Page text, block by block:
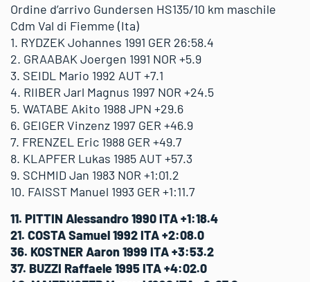
Ordine d’arrivo Gundersen HS135/10 km maschile
Cdm Val di Fiemme (Ita)
1. RYDZEK Johannes 1991 GER 26:58.4
2. GRAABAK Joergen 1991 NOR +5.9
3. SEIDL Mario 1992 AUT +7.1
4. RIIBER Jarl Magnus 1997 NOR +24.5
5. WATABE Akito 1988 JPN +29.6
6. GEIGER Vinzenz 1997 GER +46.9
7. FRENZEL Eric 1988 GER +49.7
8. KLAPFER Lukas 1985 AUT +57.3
9. SCHMID Jan 1983 NOR +1:01.2
10. FAISST Manuel 1993 GER +1:11.7
11. PITTIN Alessandro 1990 ITA +1:18.4
21. COSTA Samuel 1992 ITA +2:08.0
36. KOSTNER Aaron 1999 ITA +3:53.2
37. BUZZI Raffaele 1995 ITA +4:02.0